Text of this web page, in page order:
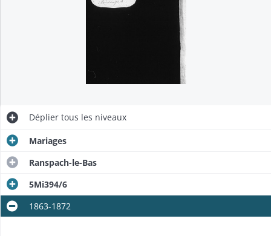
Déplier tous les niveaux
Mariages
Ranspach-le-Bas
5Mi394/6
1863-1872